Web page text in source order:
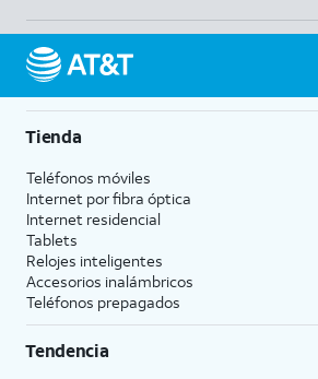
Tienda
Teléfonos móviles
Internet por fibra óptica
Internet residencial
Tablets
Relojes inteligentes
Accesorios inalámbricos
Teléfonos prepagados
Tendencia